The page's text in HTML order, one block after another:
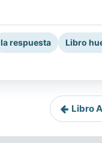
la respuesta Libro
Libro